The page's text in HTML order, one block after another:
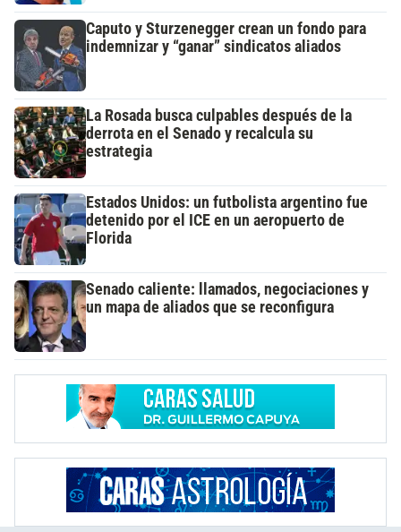
Caputo y Sturzenegger crean un fondo para
indemnizar y “ganar” sindicatos aliados
La Rosada busca culpables después de la
derrota en el Senado y recalcula su
estrategia
Estados Unidos: un futbolista argentino fue
detenido por el ICE en un aeropuerto de
Florida
Senado caliente: llamados, negociaciones y
un mapa de aliados que se reconfigura